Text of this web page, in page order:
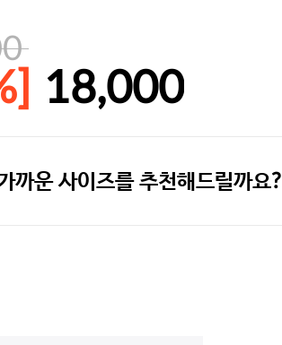
18,000
20%(8.7~8.9)/5만원 이
까운 사이즈를 추천해드릴까요?